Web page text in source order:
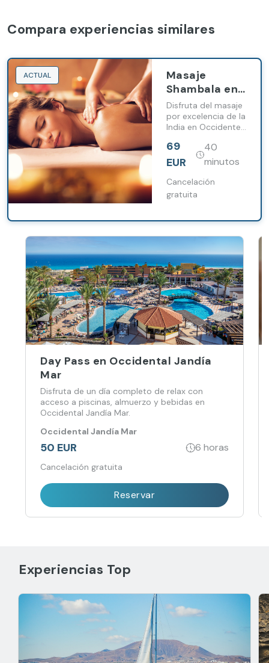
Compara experiencias similares
ACTUAL
Masaje
Shambala en
Barceló
Fuerteventura
Beach Resort
Disfruta del masaje
por excelencia de la
India en Occidente
Beach Resort.
69
EUR
40
minutos
Cancelación
gratuita
Day Pass en Occidental Jandía
Mar
Disfruta de un día completo de relax con
acceso a piscinas, almuerzo y bebidas en
Occidental Jandía Mar.
Occidental Jandía Mar
50 EUR 6 horas
Cancelación gratuita
Reservar
Experiencias Top